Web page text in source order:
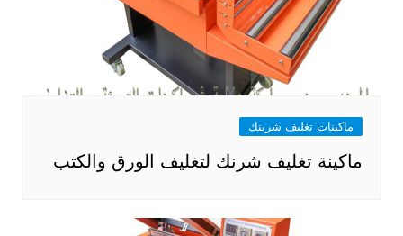
ماكينات تغليف شرينك
ماكينة تغليف شرنك لتغليف الورق والكتب